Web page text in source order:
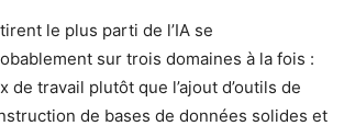
le plus parti de l’IA se
sur trois domaines à la fois :
de travail plutôt que l’ajout d’outils de
de bases de données solides et